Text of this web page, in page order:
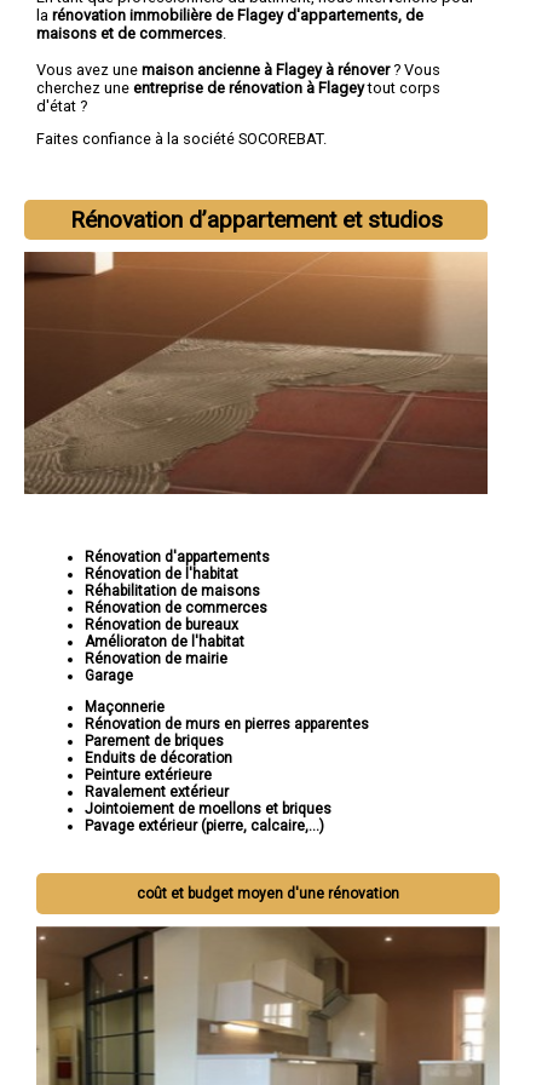
la rénovation immobilière de Flagey d'appartements, de
maisons et de commerces
Vous avez une maison ancienne à Flagey à rénover? Vous
cherchez une entreprise de rénovation à Flageytout corps
d'état ?
Faites confiance à la société SOCOREBAT.
Rénovation d’appartement et studios
Rénovation d'appartements
Rénovation de l'habitat
Réhabilitation de maisons
Rénovation de commerces
Rénovation de bureaux
Amélioraton de l'habitat
Rénovation de mairie
Garage
Maçonnerie
Rénovation de murs en pierres apparentes
Parement de briques
Enduits de décoration
Peinture extérieure
Ravalement extérieur
Jointoiement de moellons et briques
Pavage extérieur (pierre, calcaire,...)
coût et budget moyen d'une rénovation